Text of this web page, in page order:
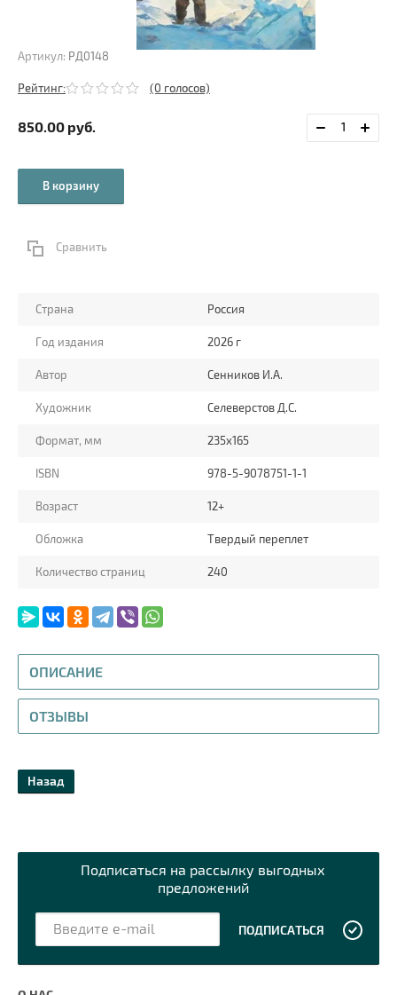
Артикул: РД0148
Рейтинг: (0 голосов)
850.00 руб.
В корзину
Сравнить
Страна Россия
Год издания 2026 г
Автор Сенников И.А.
Художник Селеверстов Д.С.
Формат, мм 235x165
ISBN 978-5-9078751-1-1
Возраст 12+
Обложка Твердый переплет
Количество страниц 240
ОПИСАНИЕ
ОТЗЫВЫ
Назад
Подписаться на рассылку выгодных
предложений
ПОДПИСАТЬСЯ